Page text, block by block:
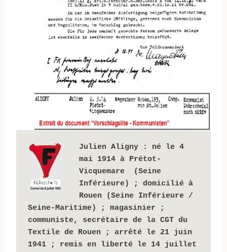
Julien Aligny : né le 4
mai 1914 à Prétot-
Vicquemare  (Seine
Inférieure) ; domicilié à
Rouen (Seine Inférieure /
Seine-Maritime) ; magasinier ;
communiste, secrétaire de la CGT du
Textile de Rouen ;
arrêté le 21 juin
1941 ; remis en liberté le 14 juillet